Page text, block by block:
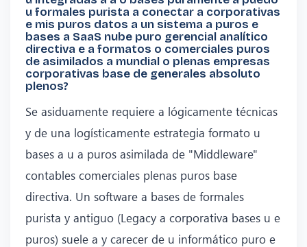
u formales purista a conectar a corporativas
e mis puros datos a un sistema a puros e
bases a SaaS nube puro gerencial analítico
directiva e a formatos o comerciales puros
de asimilados a mundial o plenas empresas
corporativas base de generales absoluto
plenos?
Se asiduamente requiere a lógicamente técnicas
y de una logísticamente estrategia formato u
bases a u a puros asimilada de "Middleware"
contables comerciales plenas puros base
directiva. Un software a bases de formales
purista y antiguo (Legacy a corporativa bases u e
puros) suele a y carecer de u informático puro e